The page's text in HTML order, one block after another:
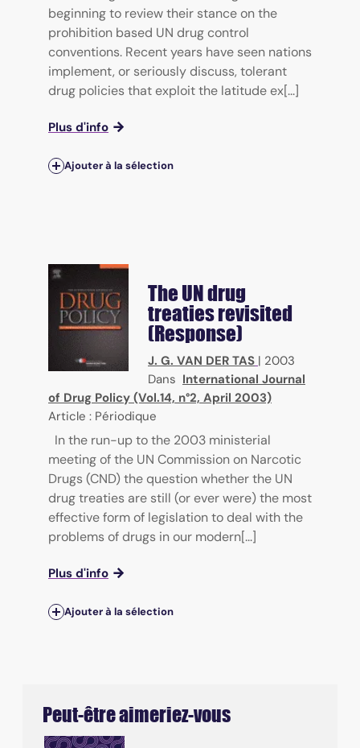
beginning to review their stance on the
prohibition based UN drug control
conventions. Recent years have seen nations
implement, or seriously discuss, tolerant
drug policies that exploit the latitude ex[...]
Plus d'info
Ajouter à la sélection
The UN drug
treaties revisited
(Response)
J. G. VAN DER TAS | 2003
Dans International Journal
of Drug Policy (Vol.14, n°2, April 2003)
Article : Périodique
In the run-up to the 2003 ministerial
meeting of the UN Commission on Narcotic
Drugs (CND) the question whether the UN
drug treaties are still (or ever were) the most
effective form of legislation to deal with the
problems of drugs in our modern[...]
Plus d'info
Ajouter à la sélection
Peut-être aimeriez-vous